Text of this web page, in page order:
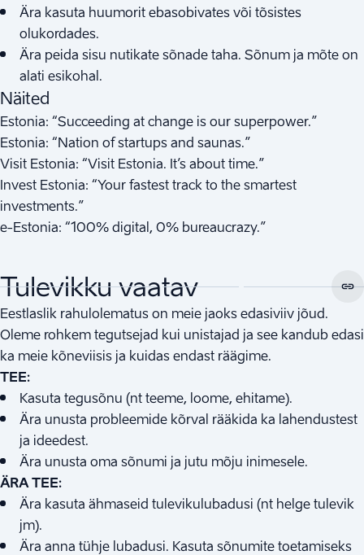
Ära kasuta huumorit ebasobivates või tõsistes
olukordades.
Ära peida sisu nutikate sõnade taha. Sõnum ja mõte on
alati esikohal.
Näited
Estonia: “Succeeding at change is our superpower.”
Estonia: “Nation of startups and saunas.”
Visit Estonia: “Visit Estonia. It’s about time.”
Invest Estonia: “Your fastest track to the smartest
investments.”
e-Estonia: “100% digital, 0% bureaucrazy.”
Tulevikku vaatav
Eestlaslik rahulolematus on meie jaoks edasiviiv jõud.
Oleme rohkem tegutsejad kui unistajad ja see kandub edasi
ka meie kõneviisis ja kuidas endast räägime.
TEE:
Kasuta tegusõnu (nt teeme, loome, ehitame).
Ära unusta probleemide kõrval rääkida ka lahendustest
ja ideedest.
Ära unusta oma sõnumi ja jutu mõju inimesele.
ÄRA TEE:
Ära kasuta ähmaseid tulevikulubadusi (nt helge tulevik
jm).
Ära anna tühje lubadusi. Kasuta sõnumite toetamiseks